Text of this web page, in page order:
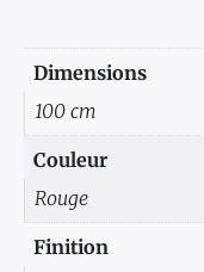
Dimensions
100 cm
Couleur
Rouge
Finition